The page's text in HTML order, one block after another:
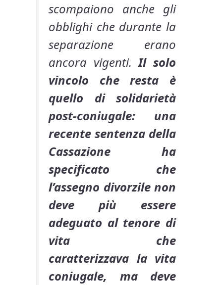
scompaiono anche gli
obblighi che durante la
separazione erano
ancora vigenti.Il solo
vincolo che resta è
quello di solidarietà
post-coniugale: una
recente sentenza della
Cassazione ha
specificato che
l’assegno divorzile non
deve più essere
adeguato al tenore di
vita che
caratterizzava la vita
coniugale, ma deve